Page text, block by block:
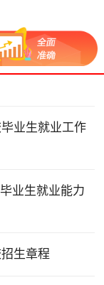
业生就业工作
业生就业能力
生章程